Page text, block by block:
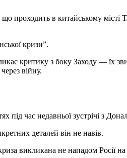
проходить в китайському місті
кризи”.
критику з боку Заходу — їх
війну.
під час недавньої зустрічі з
деталей він не навів.
викликана не нападом Росії на